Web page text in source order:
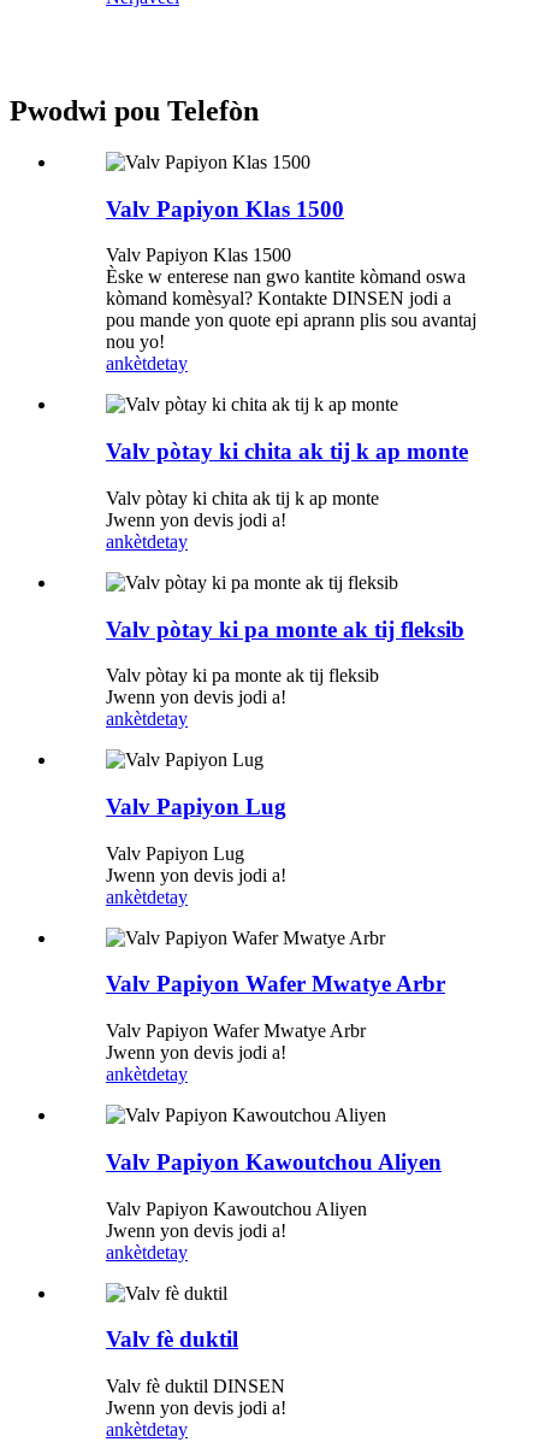
Pwodwi pou Telefòn
Valv Papiyon Klas 1500
Valv Papiyon Klas 1500
Èske w enterese nan gwo kantite kòmand oswa
kòmand komèsyal? Kontakte DINSEN jodi a
pou mande yon quote epi aprann plis sou avantaj
nou yo!
ankètdetay
Valv pòtay ki chita ak tij k ap monte
Valv pòtay ki chita ak tij k ap monte
Jwenn yon devis jodi a!
ankètdetay
Valv pòtay ki pa monte ak tij fleksib
Valv pòtay ki pa monte ak tij fleksib
Jwenn yon devis jodi a!
ankètdetay
Valv Papiyon Lug
Valv Papiyon Lug
Jwenn yon devis jodi a!
ankètdetay
Valv Papiyon Wafer Mwatye Arbr
Valv Papiyon Wafer Mwatye Arbr
Jwenn yon devis jodi a!
ankètdetay
Valv Papiyon Kawoutchou Aliyen
Valv Papiyon Kawoutchou Aliyen
Jwenn yon devis jodi a!
ankètdetay
Valv fè duktil
Valv fè duktil DINSEN
Jwenn yon devis jodi a!
ankètdetay